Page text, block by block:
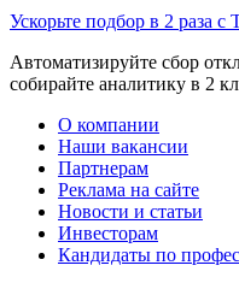
Ускорьте подбор в 2 раза с
Автоматизируйте сбор
собирайте аналитику в 2
О компании
Наши вакансии
Партнерам
Реклама на сайте
Новости и статьи
Инвесторам
Кандидаты по